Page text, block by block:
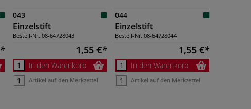
043
Einzelstift
Bestell-Nr. 08-64728043
1,55 €
In den Warenkorb
Artikel auf den Merkzettel
044
Einzelstift
Bestell-Nr. 08-64728044
1,55 €
In den Warenkorb
Artikel auf den Merkzettel